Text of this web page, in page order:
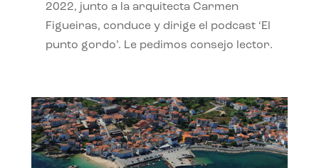
2022, junto a la arquitecta Carmen
Figueiras, conduce y dirige el podcast ‘El
punto gordo’. Le pedimos consejo lector.